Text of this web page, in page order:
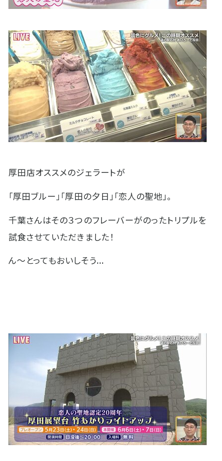
厚田店オススメのジェラートが
「厚田ブルー」「厚田の夕日」「恋人の聖地」。
千葉さんはその３つのフレーバーがのったトリプルを
試食させていただきました！
ん～とってもおいしそう...